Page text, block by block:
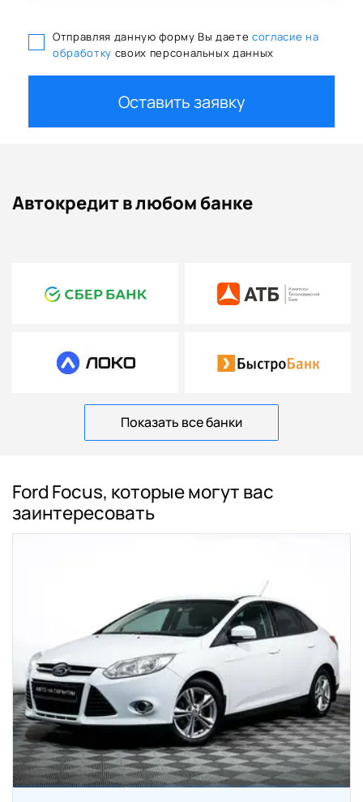
Отправляя данную форму Вы даете согласие на
обработку своих персональных данных
Оставить заявку
Автокредит в любом банке
Показать все банки
Ford Focus, которые могут вас
заинтересовать